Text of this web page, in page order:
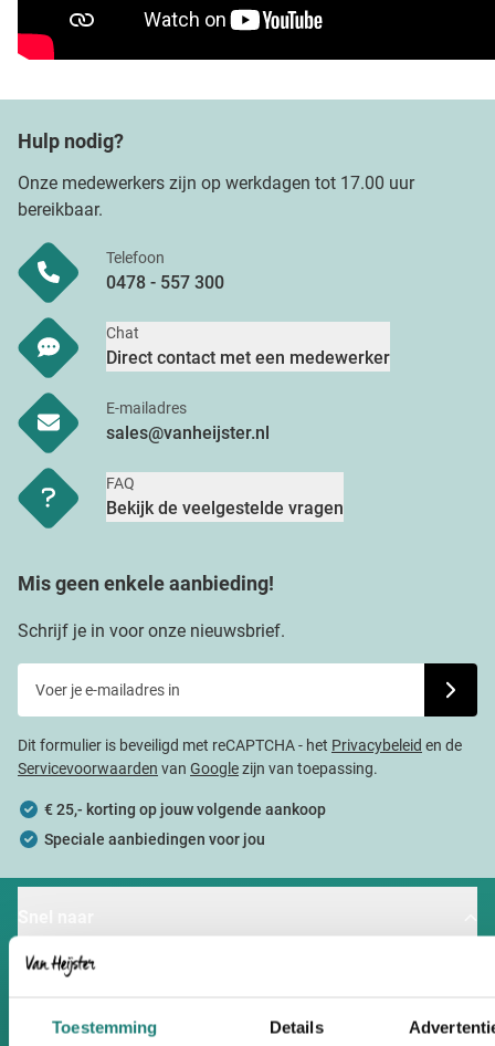
Toestemming Details
Hulp nodig?
Onze medewerkers zijn op werkdagen tot 17.00 uur
bereikbaar.
Telefoon
0478 - 557 300
Chat
Direct contact met een medewerker
E-mailadres
sales@vanheijster.nl
FAQ
Bekijk de veelgestelde vragen
Mis geen enkele aanbieding!
Schrijf je in voor onze nieuwsbrief.
Dit formulier is beveiligd met reCAPTCHA - het Privacybeleid en de
Servicevoorwaarden van Googlezijn van toepassing.
€ 25,- korting op jouw volgende aankoop
Speciale aanbiedingen voor jou
Doppers bedrukken
Waterflessen bedrukken